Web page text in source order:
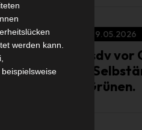
19.05.2026
isdv
Grünen.
werden kann.